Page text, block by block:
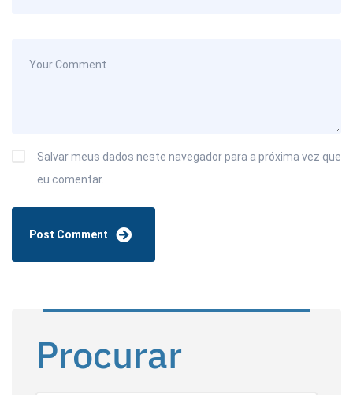
Salvar meus dados neste navegador para a próxima vez que
eu comentar.
Procurar